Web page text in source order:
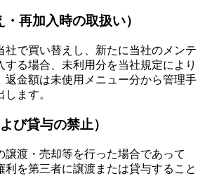
再加入時の取扱い）
社で買い替えし、新たに当社のメンテ
する場合、未利用分を当社規定により
返金額は未使用メニュー分から管理手
ます。
び貸与の禁止）
譲渡・売却等を行った場合であって
利を第三者に譲渡または貸与すること